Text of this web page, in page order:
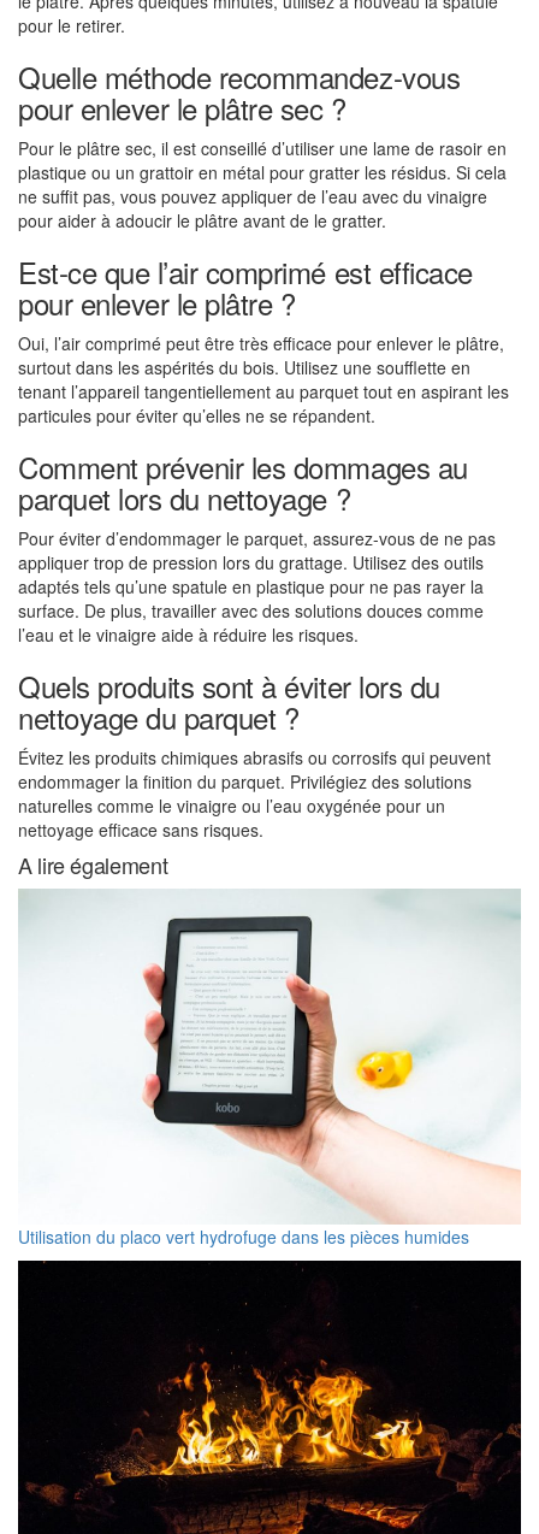
pour le retirer.
Quelle méthode recommandez-vous
pour enlever le plâtre sec ?
Pour le plâtre sec, il est conseillé d’utiliser une lame de rasoir en
plastique ou un grattoir en métal pour gratter les résidus. Si cela
ne suffit pas, vous pouvez appliquer de l’eau avec du vinaigre
pour aider à adoucir le plâtre avant de le gratter.
Est-ce que l’air comprimé est efficace
pour enlever le plâtre ?
Oui, l’air comprimé peut être très efficace pour enlever le plâtre,
surtout dans les aspérités du bois. Utilisez une soufflette en
tenant l’appareil tangentiellement au parquet tout en aspirant les
particules pour éviter qu’elles ne se répandent.
Comment prévenir les dommages au
parquet lors du nettoyage ?
Pour éviter d’endommager le parquet, assurez-vous de ne pas
appliquer trop de pression lors du grattage. Utilisez des outils
adaptés tels qu’une spatule en plastique pour ne pas rayer la
surface. De plus, travailler avec des solutions douces comme
l’eau et le vinaigre aide à réduire les risques.
Quels produits sont à éviter lors du
nettoyage du parquet ?
Évitez les produits chimiques abrasifs ou corrosifs qui peuvent
endommager la finition du parquet. Privilégiez des solutions
naturelles comme le vinaigre ou l’eau oxygénée pour un
nettoyage efficace sans risques.
A lire également
Utilisation du placo vert hydrofuge dans les pièces humides